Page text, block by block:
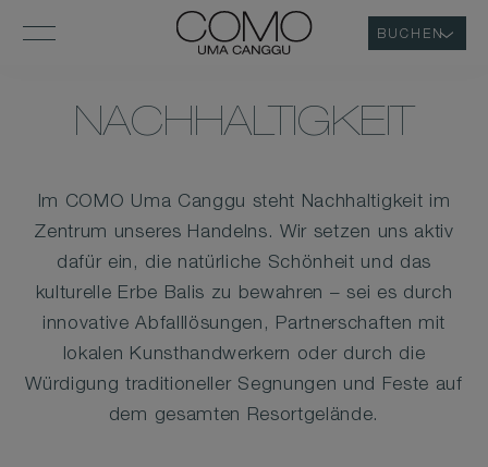
BUCHEN
NACHHALTIGKEIT
Im COMO Uma Canggu steht Nachhaltigkeit im
Zentrum unseres Handelns. Wir setzen uns aktiv
dafür ein, die natürliche Schönheit und das
kulturelle Erbe Balis zu bewahren – sei es durch
innovative Abfalllösungen, Partnerschaften mit
lokalen Kunsthandwerkern oder durch die
Würdigung traditioneller Segnungen und Feste auf
dem gesamten Resortgelände.